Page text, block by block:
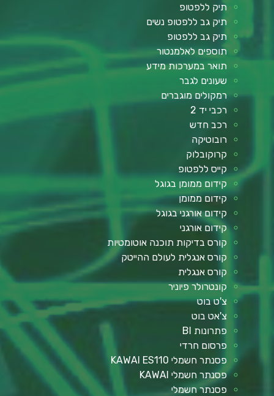
תיק ללפטופ
תיק גב ללפטופ נשים
תיק גב ללפטופ
תוספים לאלמנטור
תואר במערכות מידע
שעונים לגבר
רמקולים מוגברים
רכבי יד 2
רכב חדש
רובוטיקה
קרוקובלוק
קייס ללפטופ
קידום ממומן בגוגל
קידום ממומן
קידום אורגני בגוגל
קידום אורגני
קורס בדיקות תוכנה אוטומטיות
קורס אנגלית לעולם ההייטק
קורס אנגלית
קונטרולר פיוניר
צ'ט בוט
צ'אט בוט
פתרונות BI
פרסום חרדי
פסנתר חשמלי KAWAI ES110
פסנתר חשמלי KAWAI
פסנתר חשמלי